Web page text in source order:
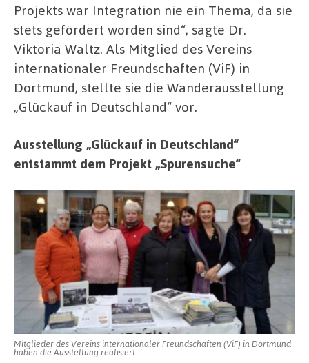
Projekts war Integration nie ein Thema, da sie
stets gefördert worden sind“, sagte Dr.
Viktoria Waltz. Als Mitglied des Vereins
internationaler Freundschaften (ViF) in
Dortmund, stellte sie die Wanderausstellung
„Glückauf in Deutschland“ vor.
Ausstellung „Glückauf in Deutschland“
entstammt dem Projekt „Spurensuche“
Mitglieder des Vereins internationaler Freundschaften (ViF) in Dortmund
haben die Ausstellung realisiert.